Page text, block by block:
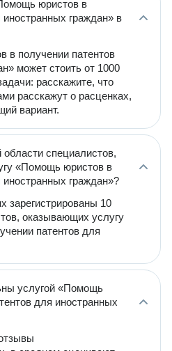
юристов в
граждан» в
в получении патентов
может стоить от 1000
расскажите, что
расскажут о расценках,
вариант.
специалистов,
«Помощь юристов в
граждан»?
зарегистрированы 10
оказывающих услугу
патентов для
услугой «Помощь
для иностранных